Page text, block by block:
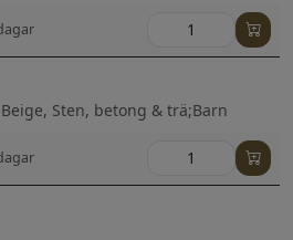
Sten, betong & trä;Barn